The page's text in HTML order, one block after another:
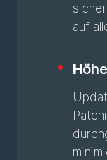
auf